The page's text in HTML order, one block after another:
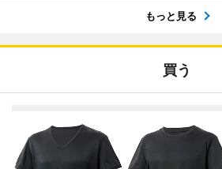
もっと見る
買う